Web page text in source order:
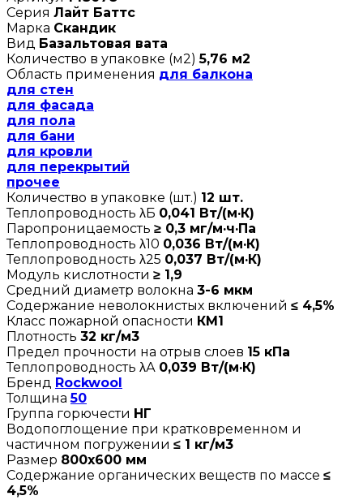
Серия Лайт Баттс
Марка Скандик
Вид Базальтовая вата
Количество в упаковке (м2)5,76 м2
Область применения для балкона
для стен
для фасада
для пола
для бани
для кровли
для перекрытий
прочее
Количество в упаковке (шт.) 12 шт.
Теплопроводность λБ 0,041 Вт/(м·К)
Паропроницаемость ≥ 0,3 мг/м·ч·Па
Теплопроводность λ10 0,036 Вт/(м·К)
Теплопроводность λ25 0,037 Вт/(м·К)
Модуль кислотности ≥ 1,9
Средний диаметр волокна 3-6 мкм
Содержание неволокнистых включений ≤ 4,5%
Класс пожарной опасности КМ1
Плотность 32 кг/м3
Предел прочности на отрыв слоев 15 кПа
Теплопроводность λА 0,039 Вт/(м·К)
Бренд Rockwool
Толщина50
Группа горючести НГ
Водопоглощение при кратковременном и
частичном погружении ≤ 1 кг/м3
Размер 800х600 мм
Содержание органических веществ по массе ≤
4,5%